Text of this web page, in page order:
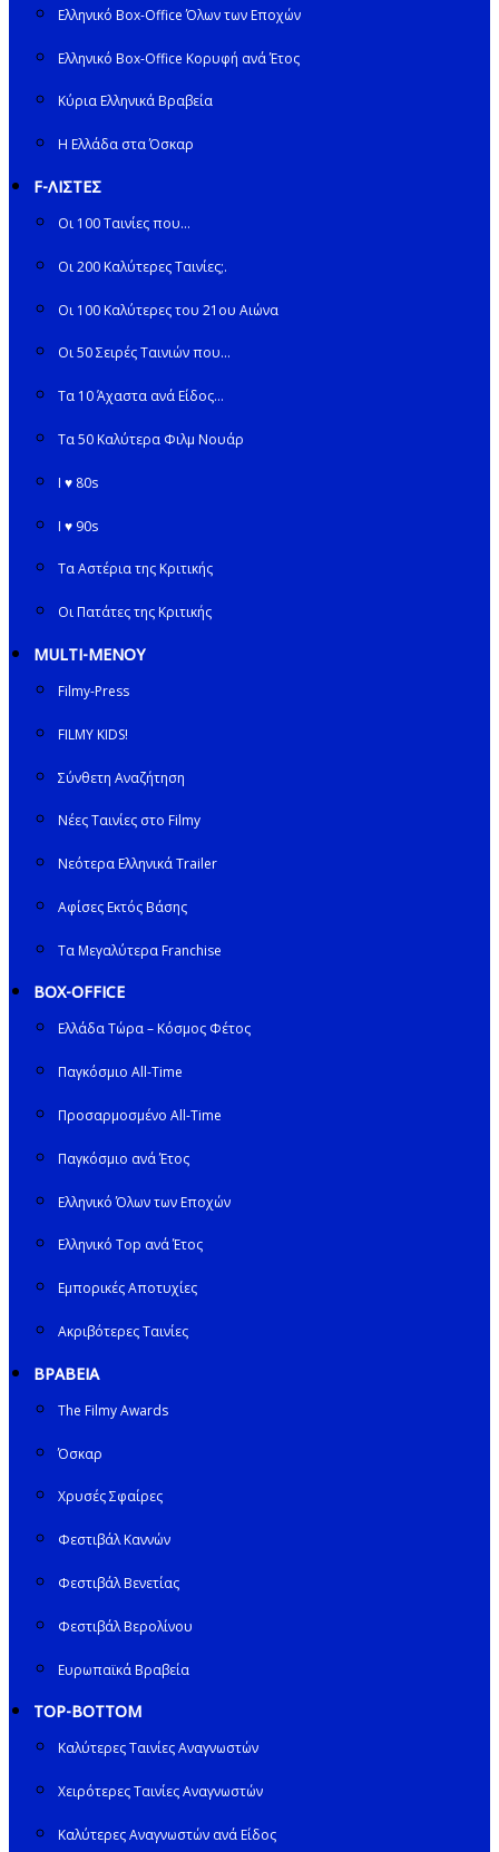
Ελληνικό Box-Office Όλων των Εποχών
Ελληνικό Box-Office Κορυφή ανά Έτος
Κύρια Ελληνικά Βραβεία
Η Ελλάδα στα Όσκαρ
F-ΛΙΣΤΕΣ
Οι 100 Ταινίες που…
Οι 200 Καλύτερες Ταινίες;.
Οι 100 Καλύτερες του 21ου Αιώνα
Οι 50 Σειρές Ταινιών που…
Τα 10 Άχαστα ανά Είδος…
Τα 50 Καλύτερα Φιλμ Νουάρ
I ♥ 80s
I ♥ 90s
Τα Αστέρια της Κριτικής
Οι Πατάτες της Κριτικής
MULTI-ΜΕΝΟΥ
Filmy-Press
FILMY KIDS!
Σύνθετη Αναζήτηση
Νέες Ταινίες στο Filmy
Νεότερα Ελληνικά Trailer
Αφίσες Εκτός Βάσης
Τα Μεγαλύτερα Franchise
BOX-OFFICE
Ελλάδα Τώρα – Κόσμος Φέτος
Παγκόσμιο All-Time
Προσαρμοσμένο All-Time
Παγκόσμιο ανά Έτος
Ελληνικό Όλων των Εποχών
Ελληνικό Top ανά Έτος
Εμπορικές Αποτυχίες
Ακριβότερες Ταινίες
ΒΡΑΒΕΙΑ
The Filmy Awards
Όσκαρ
Χρυσές Σφαίρες
Φεστιβάλ Καννών
Φεστιβάλ Βενετίας
Φεστιβάλ Βερολίνου
Ευρωπαϊκά Βραβεία
TOP-BOTTOM
Καλύτερες Ταινίες Αναγνωστών
Χειρότερες Ταινίες Αναγνωστών
Καλύτερες Αναγνωστών ανά Είδος